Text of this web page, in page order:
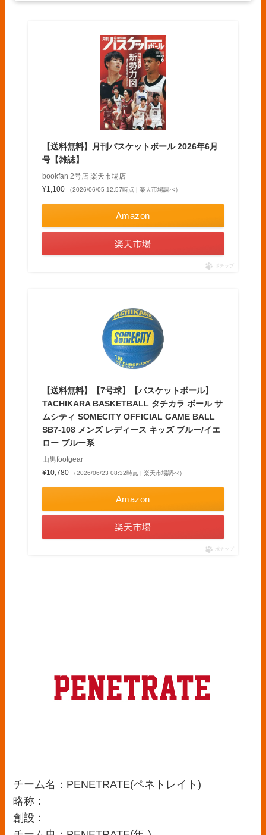
【送料無料】月刊バスケットボール 2026年6月
号【雑誌】
bookfan 2号店 楽天市場店
¥1,100
（2026/06/05 12:57時点 | 楽天市場調べ）
Amazon
楽天市場
ポチップ
【送料無料】【7号球】【バスケットボール】
TACHIKARA BASKETBALL タチカラ ボール サ
ムシティ SOMECITY OFFICIAL GAME BALL
SB7-108 メンズ レディース キッズ ブルー/イエ
ロー ブルー系
山男footgear
¥10,780
（2026/06/23 08:32時点 | 楽天市場調べ）
Amazon
楽天市場
ポチップ
チーム名：PENETRATE(ペネトレイト)
略称：
創設：